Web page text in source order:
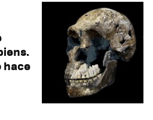
hace